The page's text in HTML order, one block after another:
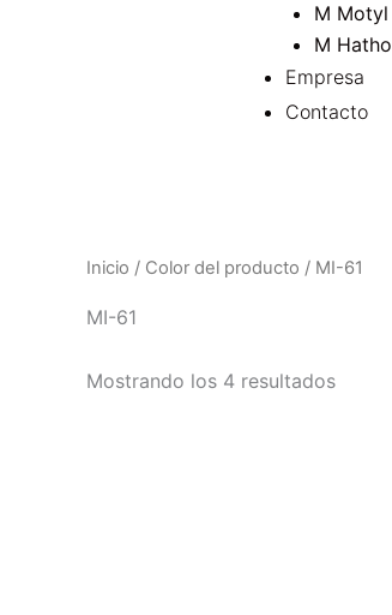
M Motyl
M Hatho
Empresa
Contacto
Inicio / Color del producto / MI-61
MI-61
Mostrando los 4 resultados